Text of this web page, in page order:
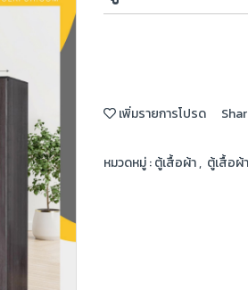
เพิ่มรายการโปรด
หมวดหมู่ :ตู้เสื้อผ้า, ตู้เสื้อผ้